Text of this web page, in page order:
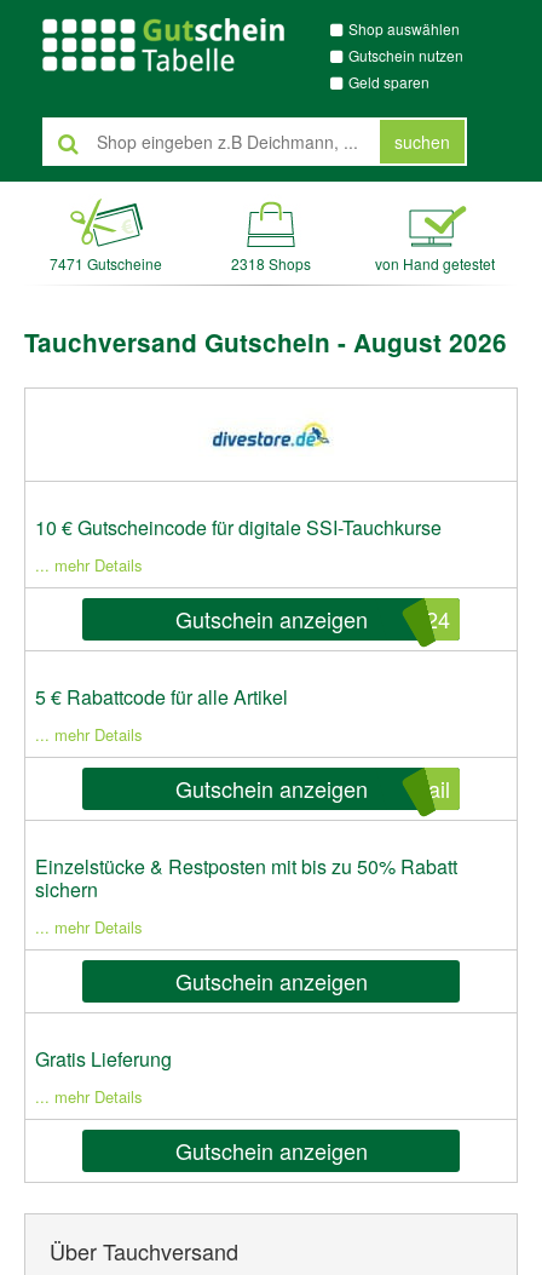
Shop auswählen
Gutschein nutzen
Geld sparen
suchen
7471 Gutscheine 2318 Shops von Hand getestet
Tauchversand Gutschein - August 2026
10 € Gutscheincode für digitale SSI-Tauchkurse
... mehr Details
Gutschein anzeigen 024
5 € Rabattcode für alle Artikel
... mehr Details
Gutschein anzeigen ail
Einzelstücke & Restposten mit bis zu 50% Rabatt
sichern
... mehr Details
Gutschein anzeigen
Gratis Lieferung
... mehr Details
Gutschein anzeigen
Über Tauchversand